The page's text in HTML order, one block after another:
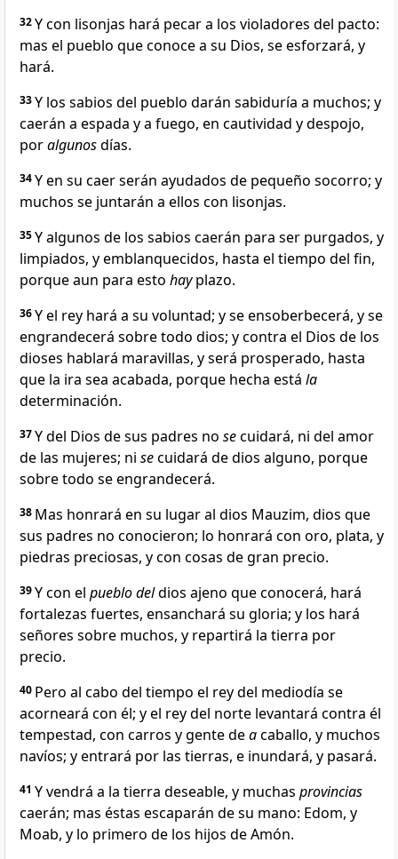
32Y con lisonjas hará pecar a los violadores del pacto:
mas el pueblo que conoce a su Dios, se esforzará, y
hará.
33Y los sabios del pueblo darán sabiduría a muchos; y
caerán a espada y a fuego, en cautividad y despojo,
poralgunosdías.
34Y en su caer serán ayudados de pequeño socorro; y
muchos se juntarán a ellos con lisonjas.
35Y algunos de los sabios caerán para ser purgados, y
limpiados, y emblanquecidos, hasta el tiempo del fin,
porque aun para esto hayplazo.
36Y el rey hará a su voluntad; y se ensoberbecerá, y se
engrandecerá sobre todo dios; y contra el Dios de los
dioses hablará maravillas, y será prosperado, hasta
que la ira sea acabada, porque hecha está la
determinación.
37Y del Dios de sus padres no secuidará, ni del amor
de las mujeres; ni secuidará de dios alguno, porque
sobre todo se engrandecerá.
38 Mas honrará en su lugar al dios Mauzim, dios que
sus padres no conocieron; lo honrará con oro, plata, y
piedras preciosas, y con cosas de gran precio.
39Y con el pueblo deldios ajeno que conocerá, hará
fortalezas fuertes, ensanchará su gloria; y los hará
señores sobre muchos, y repartirá la tierra por
precio.
40 Pero al cabo del tiempo el rey del mediodía se
acorneará con él; y el rey del norte levantará contra él
tempestad, con carros y gente deacaballo, y muchos
navíos; y entrará por las tierras, e inundará, y pasará.
41 Y vendrá a la tierra deseable, y muchas provincias
caerán; mas éstas escaparán de su mano: Edom, y
Moab, y lo primero de los hijos de Amón.